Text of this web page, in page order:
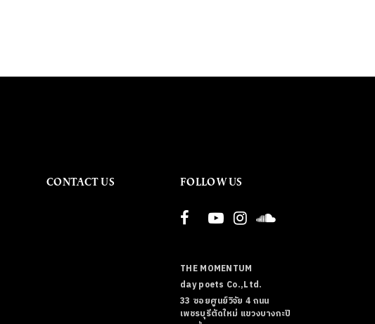
CONTACT US FOLLOW US
THE MOMENTUM
day poets Co.,Ltd.
33 ซอยศูนย์วิจัย 4 ถนน
เพชรบุรีตัดใหม่ แขวงบางกะปิ